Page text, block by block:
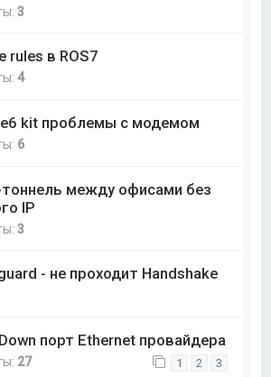
3
rules в ROS7
4
kit проблемы с модемом
6
тоннель между офисами без
IP
3
- не проходит Handshake
порт Ethernet провайдера
27 1 2 3